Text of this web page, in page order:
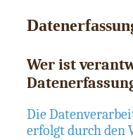
Wer ist
Die
erfolgt durch den